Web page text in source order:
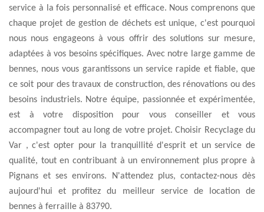
service à la fois personnalisé et efficace. Nous comprenons que
chaque projet de gestion de déchets est unique, c'est pourquoi
nous nous engageons à vous offrir des solutions sur mesure,
adaptées à vos besoins spécifiques. Avec notre large gamme de
bennes, nous vous garantissons un service rapide et fiable, que
ce soit pour des travaux de construction, des rénovations ou des
besoins industriels. Notre équipe, passionnée et expérimentée,
est à votre disposition pour vous conseiller et vous
accompagner tout au long de votre projet. Choisir Recyclage du
Var , c'est opter pour la tranquillité d'esprit et un service de
qualité, tout en contribuant à un environnement plus propre à
Pignans et ses environs. N'attendez plus, contactez-nous dès
aujourd'hui et profitez du meilleur service de location de
bennes à ferraille à 83790.